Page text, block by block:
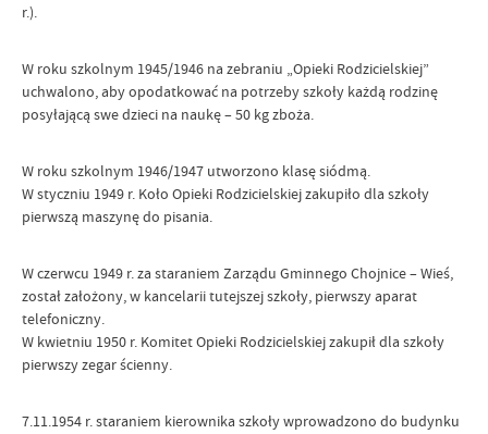
r.).
W roku szkolnym 1945/1946 na zebraniu „Opieki Rodzicielskiej”
uchwalono, aby opodatkować na potrzeby szkoły każdą rodzinę
posyłającą swe dzieci na naukę – 50 kg zboża.
W roku szkolnym 1946/1947 utworzono klasę siódmą.
W styczniu 1949 r. Koło Opieki Rodzicielskiej zakupiło dla szkoły
pierwszą maszynę do pisania.
W czerwcu 1949 r. za staraniem Zarządu Gminnego Chojnice – Wieś,
został założony, w kancelarii tutejszej szkoły, pierwszy aparat
telefoniczny.
W kwietniu 1950 r. Komitet Opieki Rodzicielskiej zakupił dla szkoły
pierwszy zegar ścienny.
7.11.1954 r. staraniem kierownika szkoły wprowadzono do budynku